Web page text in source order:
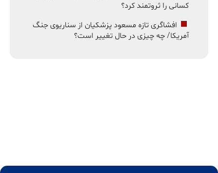
کسانی را ثروتمند کرد؟
افشاگری تازه مسعود پزشکیان از سناریوی جنگ
آمریکا/ چه چیزی در حال تغییر است؟